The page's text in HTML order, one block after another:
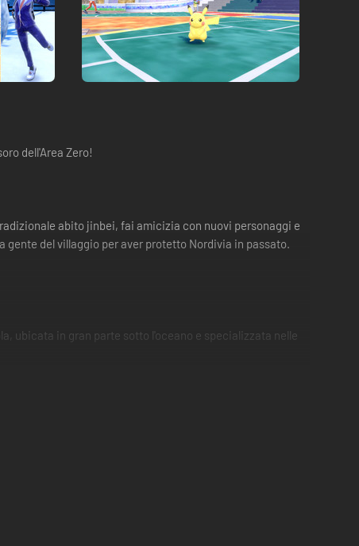
dell'Area Zero!
abito jinbei, fai amicizia con nuovi personaggi e
del villaggio per aver protetto Nordivia in passato.
ubicata in gran parte sotto l'oceano e specializzata nelle